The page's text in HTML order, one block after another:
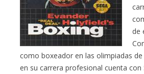
de
como boxeador en las olimpiadas
en su carrera profesional cuenta con